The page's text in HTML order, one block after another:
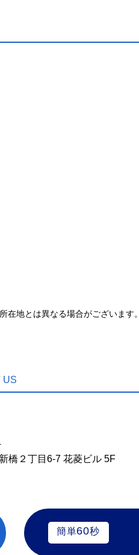
地とは異なる場合がございます。
US
橋２丁目6-7 花菱ビル 5F
簡単60秒